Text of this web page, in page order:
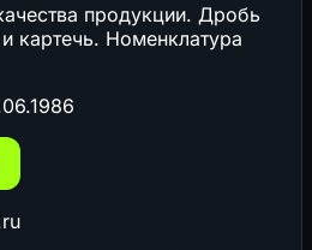
продукции. Дробь
картечь. Номенклатура